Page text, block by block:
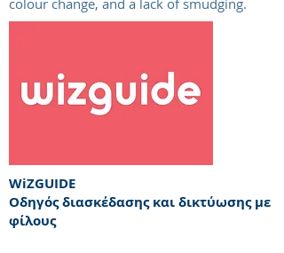
colour change, and a lack of smudging.
WiZGUIDE
Οδηγός διασκέδασης και δικτύωσης με
φίλους